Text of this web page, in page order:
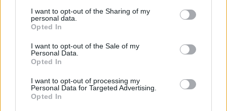
I want to opt-out of the Sharing of my
personal data.
Opted In
I want to opt-out of the Sale of my
Personal Data.
Opted In
I want to opt-out of processing my
Personal Data for Targeted Advertising.
Opted In
LATEST NEWS
ΕΠΙΚΑΙΡΟΤΗΤΑ
δισ. ολοκληρώθηκαν μέχρι τον Ιούλιο
SUPER LEAGUE 2
Στην ΑΕΛ ο Αλμπάνης
CONFERENCE LEAGUE